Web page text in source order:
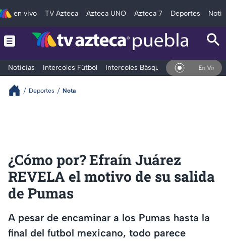
en vivo TV Azteca Azteca UNO Azteca 7 Deportes
Noticias Intercoles Fútbol Intercoles Básquetbol Deportes
En Vivo
Deportes Nota
¿Cómo por? Efraín Juárez
REVELA el motivo de su salida
de Pumas
A pesar de encaminar a los Pumas hasta la
final del futbol mexicano, todo parece